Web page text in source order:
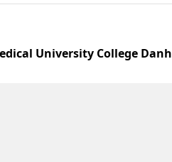
University College